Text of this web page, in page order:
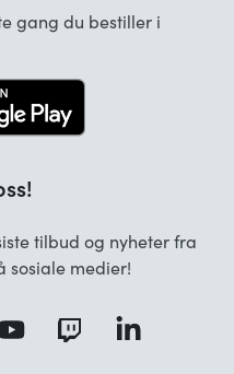
gang du bestiller i
tilbud og nyheter fra
sosiale medier!